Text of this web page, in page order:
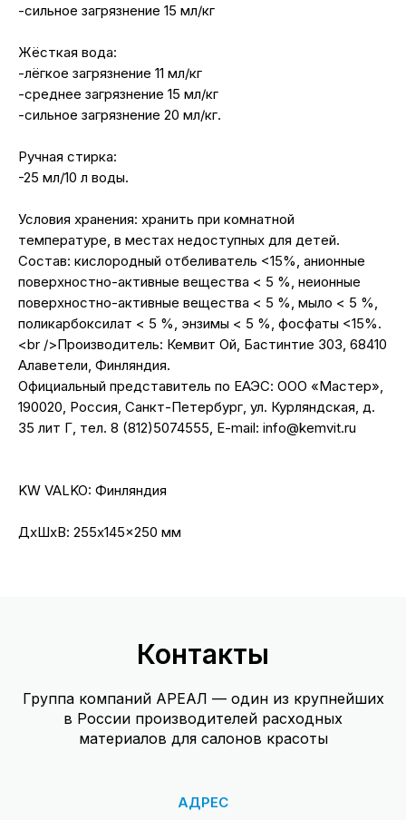
-сильное загрязнение 15 мл/кг
Жёсткая вода:
-лёгкое загрязнение 11 мл/кг
-среднее загрязнение 15 мл/кг
-сильное загрязнение 20 мл/кг.
Ручная стирка:
-25 мл/10 л воды.
Условия хранения: хранить при комнатной
температуре, в местах недоступных для детей.
Состав: кислородный отбеливатель <15%, анионные
поверхностно-активные вещества < 5 %, неионные
поверхностно-активные вещества < 5 %, мыло < 5 %,
поликарбоксилат < 5 %, энзимы < 5 %, фосфаты <15%.
<br />Производитель: Кемвит Ой, Бастинтие 303, 68410
Алаветели, Финляндия.
Официальный представитель по ЕАЭС: ООО «Мастер»,
190020, Россия, Санкт-Петербург, ул. Курляндская, д.
35 лит Г, тел. 8 (812)5074555, E-mail: info@kemvit.ru
KW VALKO: Финляндия
ДxШxВ: 255x145x250 мм
Контакты
Группа компаний АРЕАЛ — один из крупнейших
в России производителей расходных
материалов для салонов красоты
АДРЕС